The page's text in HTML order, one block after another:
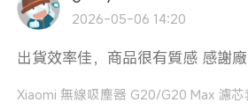
2026-05-06 14:20
出貨效率佳，商品很有質感 感謝
Xiaomi 無線吸塵器 G20/G20 Max 濾芯